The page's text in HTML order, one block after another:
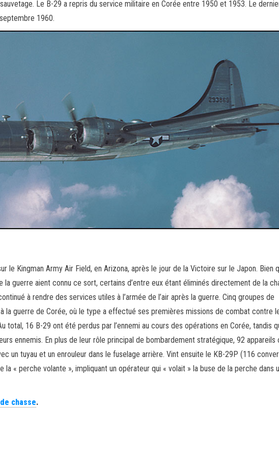
Le B-29 a repris du service militaire en Corée entre 1950 et 1953. Le
1960.
le Kingman Army Air Field, en Arizona, après le jour de la Victoire sur le Japon. Bien
la guerre aient connu ce sort, certains d’entre eux étant éliminés directement de la
à rendre des services utiles à l’armée de l’air après la guerre. Cinq groupes de
la guerre de Corée, où le type a effectué ses premières missions de combat contre
total, 16 B-29 ont été perdus par l’ennemi au cours des opérations en Corée, tandis
ennemis. En plus de leur rôle principal de bombardement stratégique, 92 appareils
un tuyau et un enrouleur dans le fuselage arrière. Vint ensuite le KB-29P (116
la « perche volante », impliquant un opérateur qui « volait » la buse de la perche dans
chasse.